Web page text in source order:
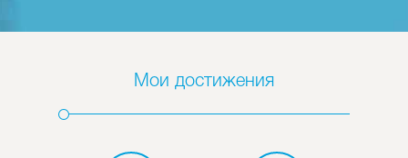
Мои достижения